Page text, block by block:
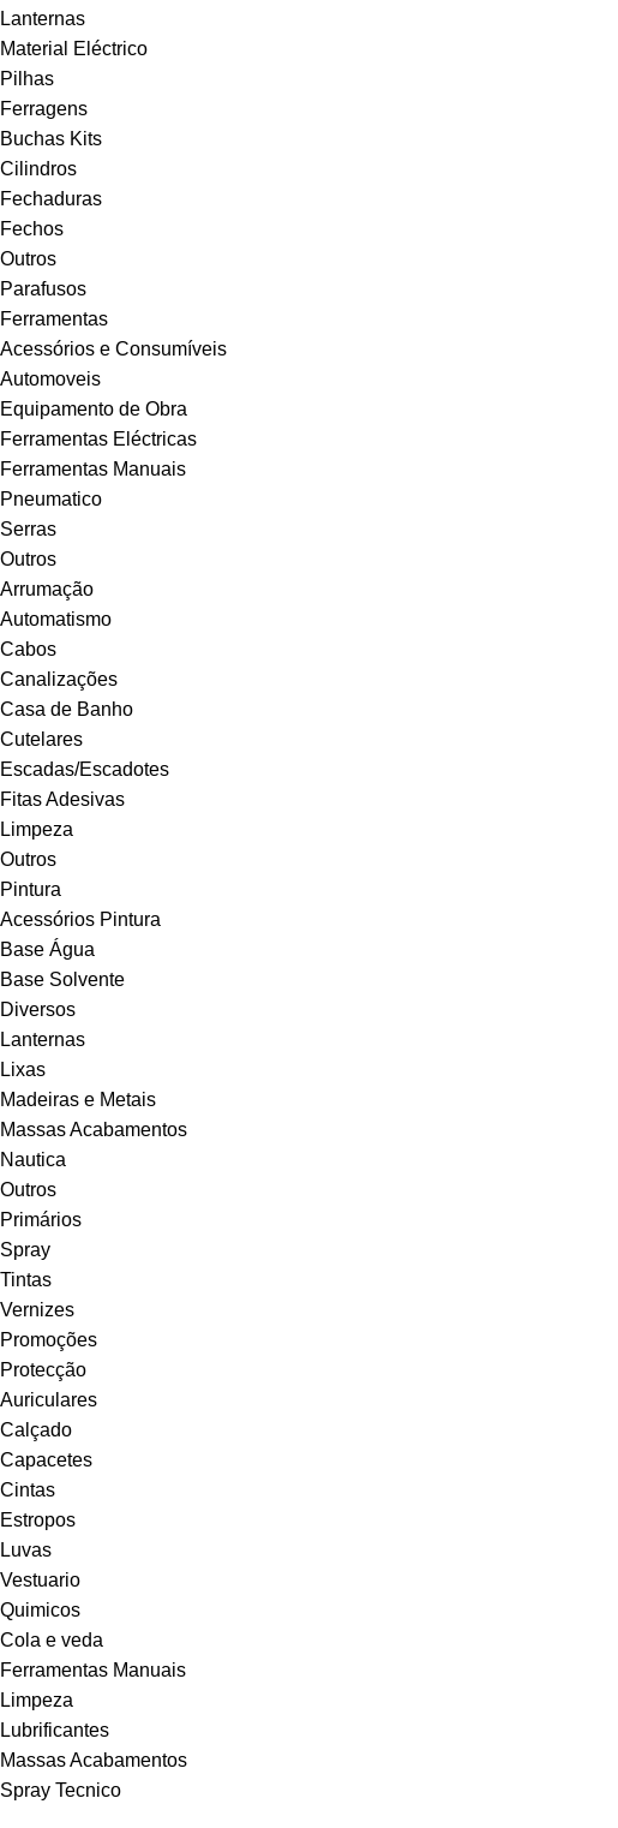
Lanternas
Material Eléctrico
Pilhas
Ferragens
Buchas Kits
Cilindros
Fechaduras
Fechos
Outros
Parafusos
Ferramentas
Acessórios e Consumíveis
Automoveis
Equipamento de Obra
Ferramentas Eléctricas
Ferramentas Manuais
Pneumatico
Serras
Outros
Arrumação
Automatismo
Cabos
Canalizações
Casa de Banho
Cutelares
Escadas/Escadotes
Fitas Adesivas
Limpeza
Outros
Pintura
Acessórios Pintura
Base Água
Base Solvente
Diversos
Lanternas
Lixas
Madeiras e Metais
Massas Acabamentos
Nautica
Outros
Primários
Spray
Tintas
Vernizes
Promoções
Protecção
Auriculares
Calçado
Capacetes
Cintas
Estropos
Luvas
Vestuario
Quimicos
Cola e veda
Ferramentas Manuais
Limpeza
Lubrificantes
Massas Acabamentos
Spray Tecnico